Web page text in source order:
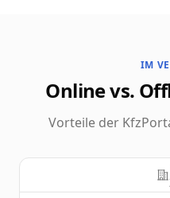
IM
Online vs.
Vorteile der